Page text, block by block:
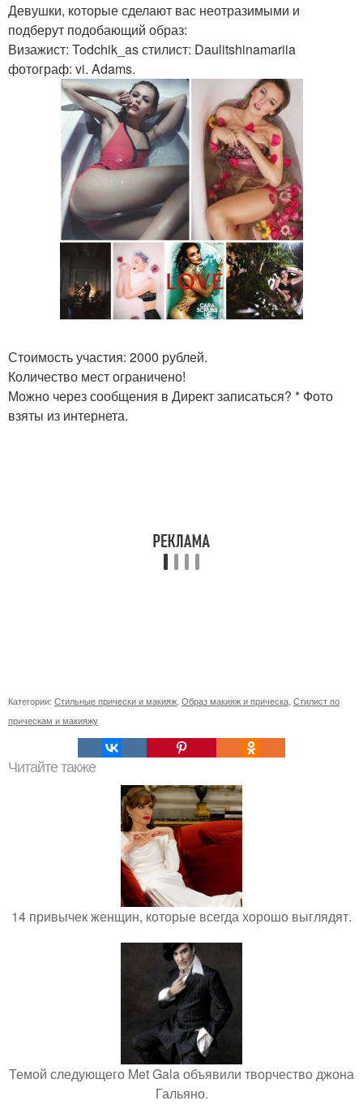
Девушки, которые сделают вас неотразимыми и
подберут подобающий образ:
Визажист: Todchik_as стилист: Daulitshinamariia
фотограф: vi. Adams.
Стоимость участия: 2000 рублей.
Количество мест ограничено!
Можно через сообщения в Директ записаться? * Фото
взяты из интернета.
Категории: Стильные прически и макияж Образ макияж и прическа Стилист по
прическам и макияжу
Читайте также
14 привычек женщин, которые всегда хорошо выглядят.
Темой следующего Met Gala объявили творчество джона
Гальяно.